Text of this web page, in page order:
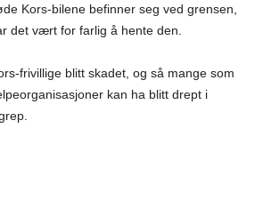
Kors-bilene befinner seg ved grensen,
det vært for farlig å hente den.
frivillige blitt skadet, og så mange som
kan ha blitt drept i